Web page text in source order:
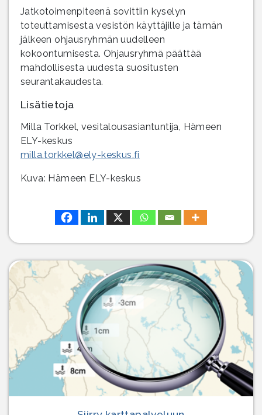
Jatkotoimenpiteenä sovittiin kyselyn
toteuttamisesta vesistön käyttäjille ja tämän
jälkeen ohjausryhmän uudelleen
kokoontumisesta. Ohjausryhmä päättää
mahdollisesta uudesta suositusten
seurantakaudesta.
Lisätietoja
Milla Torkkel, vesitalousasiantuntija, Hämeen
ELY-keskus
milla.torkkel@ely-keskus.fi
Kuva: Hämeen ELY-keskus